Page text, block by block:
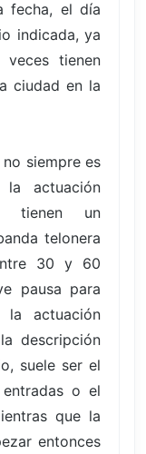
fecha, el día
indicada, ya
tienen
ciudad en la
siempre es
actuación
tienen un
telonera
30 y 60
pausa para
la actuación
descripción
suele ser el
o el
que la
entonces